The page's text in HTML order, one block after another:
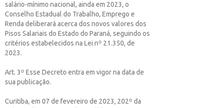
salário-mínimo nacional, ainda em 2023, o
Conselho Estadual do Trabalho, Emprego e
Renda deliberará acerca dos novos valores dos
Pisos Salariais do Estado do Paraná, seguindo os
critérios estabelecidos na Lei nº 21.350, de
2023.
Art. 3º Esse Decreto entra em vigor na data de
sua publicação.
Curitiba, em 07 de fevereiro de 2023, 202º da